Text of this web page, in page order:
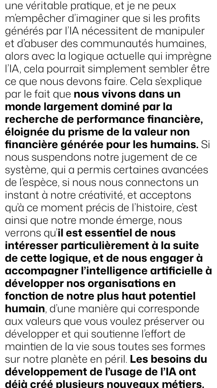
une véritable pratique, et je ne peux
m’empêcher d’imaginer que si les profits
générés par l’IA nécessitent de manipuler
et d’abuser des communautés humaines,
alors avec la logique actuelle qui imprègne
l’IA, cela pourrait simplement sembler être
ce que nous devons faire. Cela s’explique
par le fait que nous vivons dans un
monde largement dominé par la
recherche de performance financière,
éloignée du prisme de la valeur non
financière générée pour les humains. Si
nous suspendons notre jugement de ce
système, qui a permis certaines avancées
de l’espèce, si nous nous connectons un
instant à notre créativité, et acceptons
qu’à ce moment précis de l’histoire, c’est
ainsi que notre monde émerge, nous
verrons qu’il est essentiel de nous
intéresser particulièrement à la suite
de cette logique, et de nous engager à
accompagner l’intelligence artificielle à
développer nos organisations en
fonction de notre plus haut potentiel
humain, d’une manière qui corresponde
aux valeurs que vous voulez préserver ou
développer et qui soutienne l’effort de
maintien de la vie sous toutes ses formes
sur notre planète en péril. Les besoins du
développement de l’usage de l’IA ont
déjà créé plusieurs nouveaux métiers.